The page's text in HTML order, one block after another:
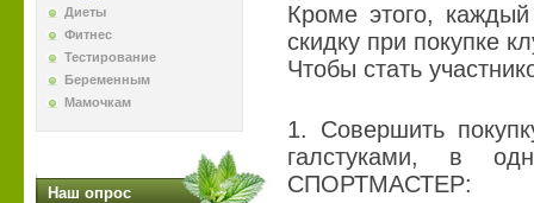
Диеты
Фитнес
Тестирование
Беременным
Мамочкам
Наш опрос
Кроме этого,
скидку при покупке
Чтобы стать
1. Совершить
галстуками, в
СПОРТМАСТЕР: